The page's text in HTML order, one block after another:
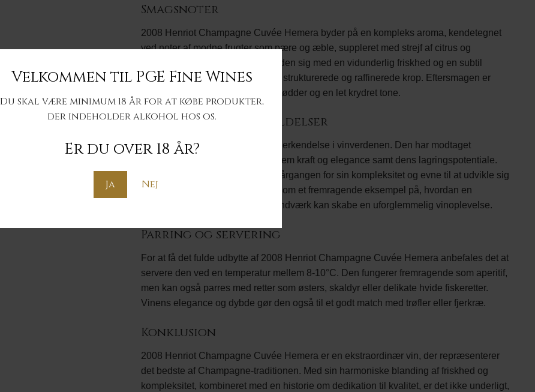
Velkommen til PGE Fine Wines
Du skal være minimum 18 år for at købe produkter,
der indeholder alkohol hos os.
Er du over 18 år?
Ja Nej
Smagsnoter
2008 Henriot Champagne Cuvée Hemera byder på en kompleks aroma, kendetegnet
ved noter af modne frugter som pære og æble, suppleret med strejf af citrus og
blomster. På ganen præsenterer den sig med en vidunderlig friskhed og en subtil
mineralitet, der understøtter dens strukturerede og raffinerede krop. Eftersmagen er
lang og præget af brødkrumme, nødder og en let krydret tone.
Modtagelse og anmeldelser
Denne Champagne nyder stor anerkendelse i vinverdenen. Den har modtaget
lovprisninger for sin balance mellem kraft og elegance samt dens lagringspotentiale.
Mange vinkritikere har rost 2008-årgangen for sin kompleksitet og evne til at udvikle sig
yderligere over tid. Den ses ofte som et fremragende eksempel på, hvordan en
exceptionel årgang og dygtigt håndværk kan skabe en uforglemmelig vinoplevelse.
Parring og servering
For at få det fulde udbytte af 2008 Henriot Champagne Cuvée Hemera anbefales det at
servere den ved en temperatur mellem 8-10°C. Den fungerer fremragende som aperitif,
men kan også parres med retter som østers, skaldyr eller delikate hvide fiskeretter.
Vinens elegance og dybde gør den også til et godt match med trøfler eller fjerkræ.
Konklusion
2008 Henriot Champagne Cuvée Hemera er en ekstraordinær vin, der repræsenterer
det bedste af Champagne-traditionen. Med sin harmoniske blanding af friskhed og
kompleksitet, kombineret med en historie om dedikation til kvalitet, er det ikke underligt,